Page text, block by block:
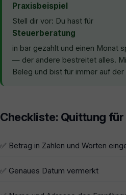
Praxisbeispiel
Stell dir vor: Du hast für
Steuerberatung
in bar gezahlt und einen Monat
— der andere bestreitet alles.
Beleg und bist für immer auf
Checkliste: Quittung
✅ Betrag in Zahlen und Worten
✅ Genaues Datum vermerkt